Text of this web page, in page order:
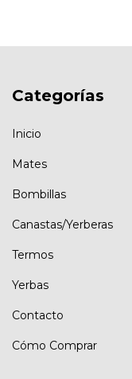
Categorías
Inicio
Mates
Bombillas
Canastas/Yerberas
Termos
Yerbas
Contacto
Cómo Comprar